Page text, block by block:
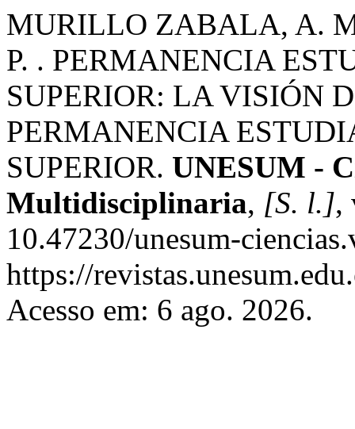
MURILLO ZABALA, A.
P. . PERMANENCIA
SUPERIOR: LA VISIÓN
PERMANENCIA
SUPERIOR. UNESUM -
Multidisciplinaria, [S. l.],
10.47230/unesum-
https://
Acesso em: 6 ago. 2026.